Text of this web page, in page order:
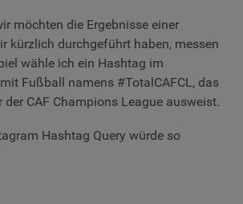
möchten die Ergebnisse einer
kürzlich durchgeführt haben, messen
wähle ich ein Hashtag im
Fußball namens #TotalCAFCL, das
CAF Champions League ausweist.
Hashtag Query würde so